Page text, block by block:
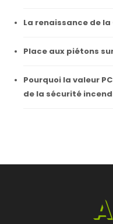
La renaissance de
Place aux piétons
Pourquoi la valeur
de la sécurité